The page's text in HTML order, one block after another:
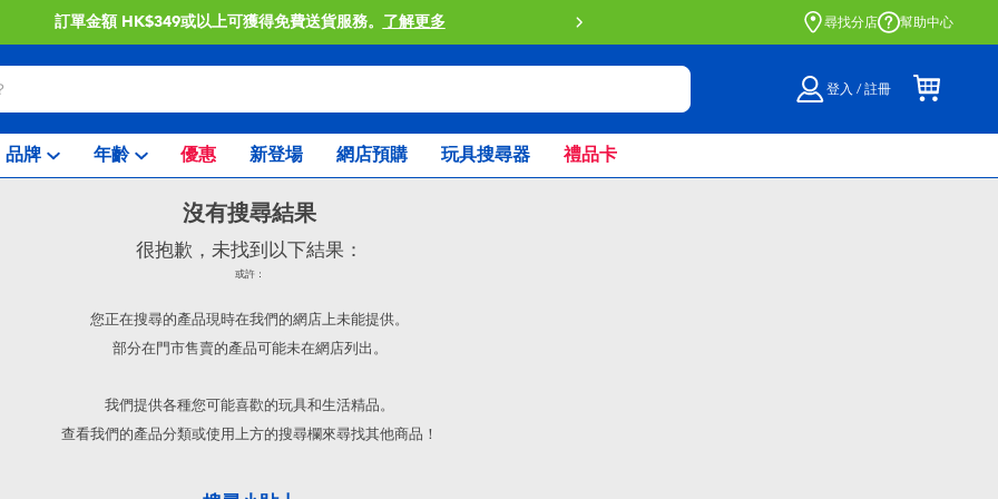
訂單金額 HK$349或以上可獲得免費送貨服務。 了解更多 門店自取服務 網上購買並在店內
尋找分店 幫助中心
登入 / 註冊
品牌 年齡 優惠 新登場 網店預購 玩具搜尋器 禮品卡
沒有搜尋結果
很抱歉，未找到以下結果：
或許：
您正在搜尋的產品現時在我們的網店上未能提供。
部分在門市售賣的產品可能未在網店列出。
我們提供各種您可能喜歡的玩具和生活精品。
查看我們的產品分類或使用上方的搜尋欄來尋找其他商品！